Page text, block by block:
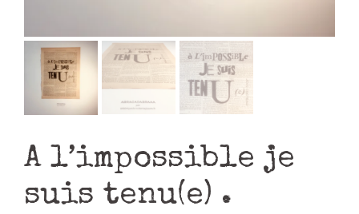
A l’impossible je
suis tenu(e) .